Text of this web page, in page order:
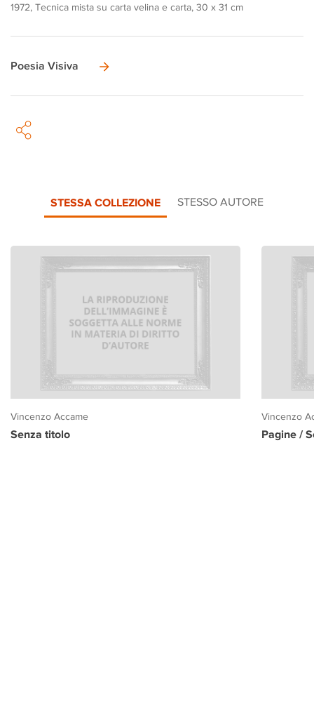
1972, Tecnica mista su carta velina e carta, 30 x 31 cm
Poesia Visiva
STESSA COLLEZIONE STESSO AUTORE
Vincenzo Accame
Senza titolo
Vincenzo
Pagine /